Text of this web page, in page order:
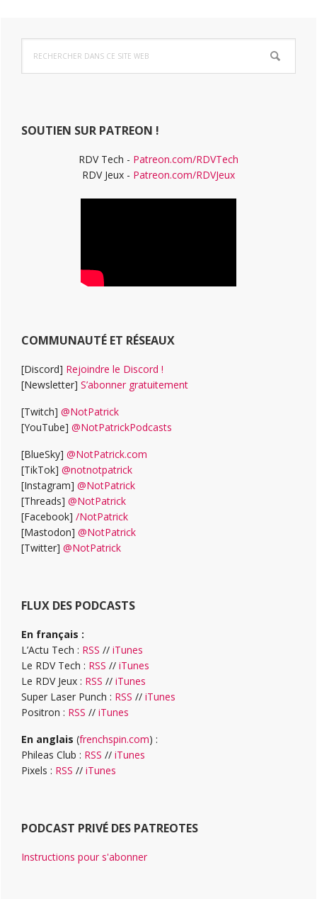
Barre
latérale
dans
ce
SOUTIEN SUR PATREON !
RDV Tech - Patreon.com/RDVTech
RDV Jeux - Patreon.com/RDVJeux
COMMUNAUTÉ ET RÉSEAUX
[Discord] Rejoindre le Discord !
[Newsletter] S’abonner gratuitement
[Twitch] @NotPatrick
[YouTube] @NotPatrickPodcasts
[BlueSky] @NotPatrick.com
[TikTok] @notnotpatrick
[Instagram] @NotPatrick
[Threads] @NotPatrick
[Facebook] /NotPatrick
[Mastodon] @NotPatrick
[Twitter] @NotPatrick
FLUX DES PODCASTS
En français :
L’Actu Tech : RSS // iTunes
Le RDV Tech : RSS // iTunes
Le RDV Jeux : RSS // iTunes
Super Laser Punch : RSS // iTunes
Positron : RSS // iTunes
En anglais (frenchspin.com) :
Phileas Club : RSS // iTunes
Pixels : RSS // iTunes
PODCAST PRIVÉ DES PATREOTES
Instructions pour s'abonner